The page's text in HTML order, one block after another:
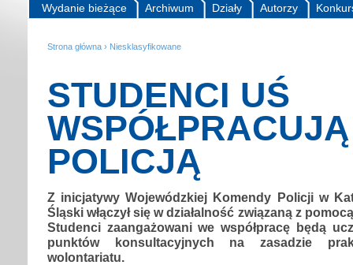
Autorzy
Działy
Archiwum
Wydanie bieżące
Strona główna › Niesklasyfikowane
STUDENCI UŚ
POLICJĄ
Z inicjatywy Wojewódzkiej Komendy Policji w
Śląski włączył się w działalność związaną z
Studenci zaangażowani we współpracę będą
punktów konsultacyjnych na zasadzie
wolontariatu.